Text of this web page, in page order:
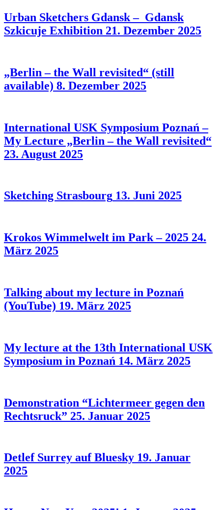
Urban Sketchers Gdansk – Gdansk
Szkicuje Exhibition 21. Dezember 2025
„Berlin – the Wall revisited“ (still
available) 8. Dezember 2025
International USK Symposium Poznań –
My Lecture „Berlin – the Wall revisited“
23. August 2025
Sketching Strasbourg 13. Juni 2025
Krokos Wimmelwelt im Park – 2025 24.
März 2025
Talking about my lecture in Poznań
(YouTube) 19. März 2025
My lecture at the 13th International USK
Symposium in Poznań 14. März 2025
Demonstration “Lichtermeer gegen den
Rechtsruck” 25. Januar 2025
Detlef Surrey auf Bluesky 19. Januar
2025